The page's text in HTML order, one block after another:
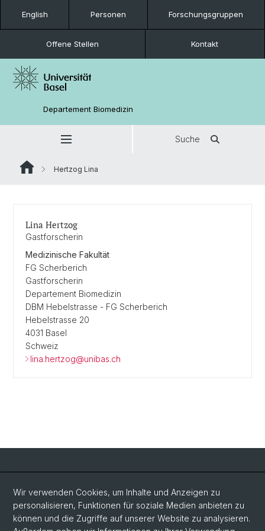
English Personen Forschungsgruppen
Offene Stellen Kontakt
Departement Biomedizin
Suche
Hertzog Lina
Lina Hertzog
Gastforscherin
Medizinische Fakultät
FG Scherberich
Gastforscherin
Departement Biomedizin
DBM Hebelstrasse - FG Scherberich
Hebelstrasse 20
4031 Basel
Schweiz
lina.hertzog@unibas.ch
Social Media
LinkedIn
Wir verwenden Cookies, um Inhalte und Anzeigen zu
personalisieren, Funktionen für soziale Medien anbieten zu
können und die Zugriffe auf unserer Website zu analysieren.